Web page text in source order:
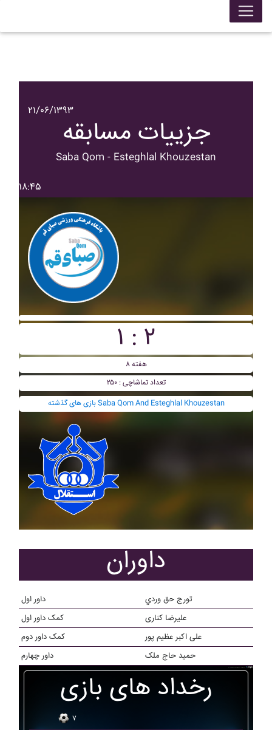
۲۱/۰۶/۱۳۹۳
جزییات مسابقه
Saba Qom - Esteghlal Khouzestan
۱۸:۴۵
۱ : ۲
هفته ۸
تعداد تماشاچی : ۲۵۰
بازی های گذشته Saba Qom And Esteghlal Khouzestan
داوران
داور اول
تورج حق وردي
کمک داور اول
علیرضا کناری
کمک داور دوم
علی اکبر عظیم پور
داور چهارم
حمید حاج ملک
رخداد های بازی
۷